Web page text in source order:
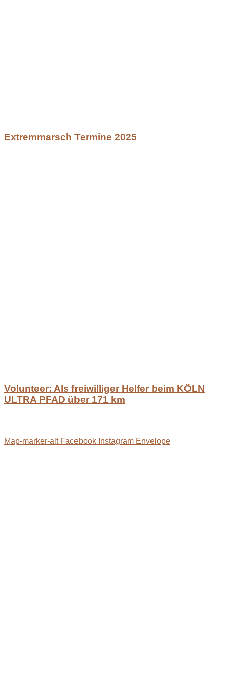
Extremmarsch Termine 2025
Volunteer: Als freiwilliger Helfer beim KÖLN
ULTRA PFAD über 171 km
Map-marker-alt Facebook Instagram Envelope